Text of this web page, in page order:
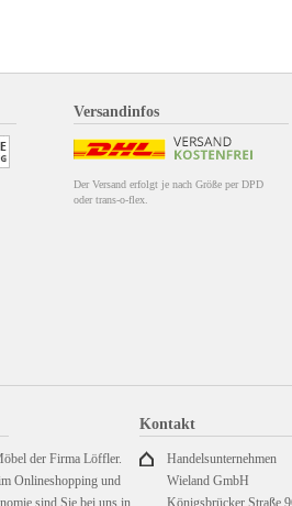
Versandinfos
Der Versand erfolgt je nach Größe per DPD
oder trans-o-flex.
der Firma Löffler.
Onlineshopping und
sind Sie bei uns in
Kontakt
Handelsunternehmen
Wieland GmbH
Königsbrücker Straße